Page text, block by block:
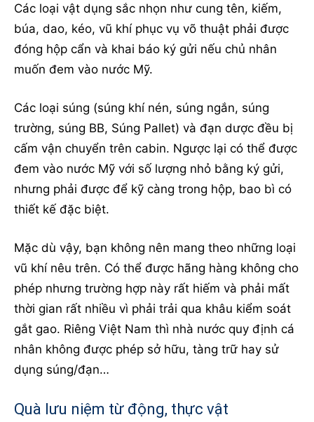
Các loại vật dụng sắc nhọn như cung tên, kiếm,
búa, dao, kéo, vũ khí phục vụ võ thuật phải được
đóng hộp cẩn và khai báo ký gửi nếu chủ nhân
muốn đem vào nước Mỹ.
Các loại súng (súng khí nén, súng ngắn, súng
trường, súng BB, Súng Pallet) và đạn dược đều bị
cấm vận chuyển trên cabin. Ngược lại có thể được
đem vào nước Mỹ với số lượng nhỏ bằng ký gửi,
nhưng phải được để kỹ càng trong hộp, bao bì có
thiết kế đặc biệt.
Mặc dù vậy, bạn không nên mang theo những loại
vũ khí nêu trên. Có thể được hãng hàng không cho
phép nhưng trường hợp này rất hiếm và phải mất
thời gian rất nhiều vì phải trải qua khâu kiểm soát
gắt gao. Riêng Việt Nam thì nhà nước quy định cá
nhân không được phép sở hữu, tàng trữ hay sử
dụng súng/đạn…
Quà lưu niệm từ động, thực vật